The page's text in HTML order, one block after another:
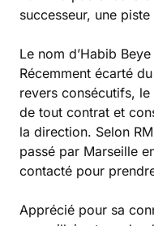
successeur, une
Le nom d’Habib
Récemment écarté
revers consécutifs,
de tout contrat et
la direction. Selon
passé par Marseille
contacté pour
Apprécié pour sa